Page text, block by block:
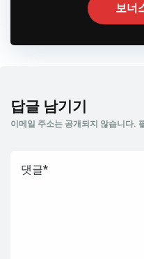
보너
답글 남기기
이메일 주소는 공개되지 않습니다.